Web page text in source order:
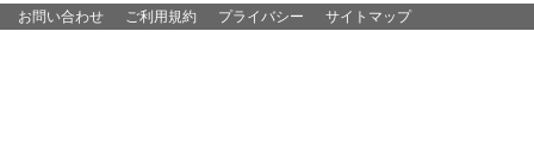
お問い合わせ ご利用規約 プライバシー サイトマップ